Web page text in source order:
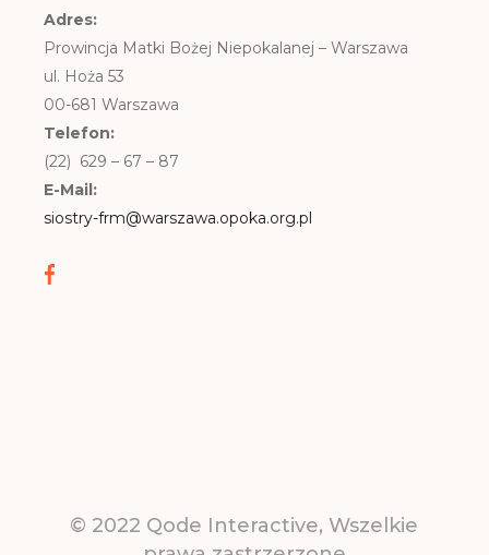
Adres:
Prowincja Matki Bożej Niepokalanej – Warszawa
ul. Hoża 53
00-681 Warszawa
Telefon:
(22) 629 – 67 – 87
E-Mail:
siostry-frm@warszawa.opoka.org.pl
© 2022 Qode Interactive, Wszelkie